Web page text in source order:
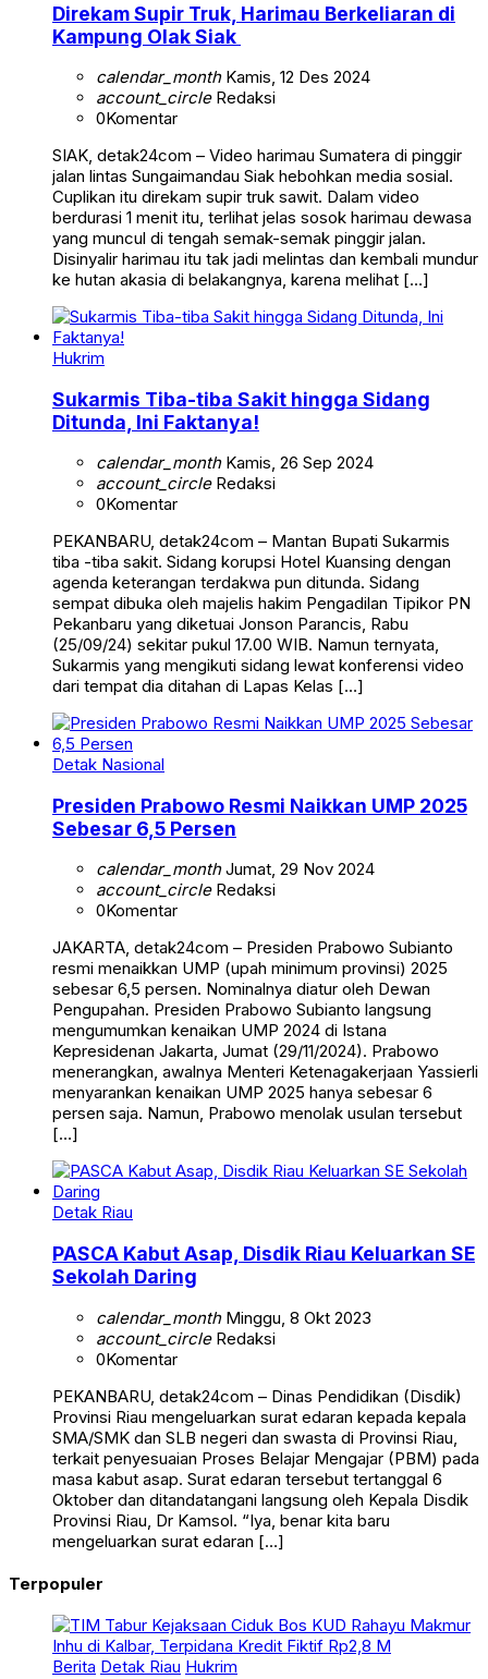
Direkam Supir Truk, Harimau Berkeliaran di
Kampung Olak Siak
calendar_monthKamis, 12 Des 2024
account_circleRedaksi
0Komentar
SIAK, detak24com – Video harimau Sumatera di pinggir
jalan lintas Sungaimandau Siak hebohkan media sosial.
Cuplikan itu direkam supir truk sawit. Dalam video
berdurasi 1 menit itu, terlihat jelas sosok harimau dewasa
yang muncul di tengah semak-semak pinggir jalan.
Disinyalir harimau itu tak jadi melintas dan kembali mundur
ke hutan akasia di belakangnya, karena melihat […]
Hukrim
Sukarmis Tiba-tiba Sakit hingga Sidang
Ditunda, Ini Faktanya!
calendar_monthKamis, 26 Sep 2024
account_circleRedaksi
0Komentar
PEKANBARU, detak24com – Mantan Bupati Sukarmis
tiba -tiba sakit. Sidang korupsi Hotel Kuansing dengan
agenda keterangan terdakwa pun ditunda. Sidang
sempat dibuka oleh majelis hakim Pengadilan Tipikor PN
Pekanbaru yang diketuai Jonson Parancis, Rabu
(25/09/24) sekitar pukul 17.00 WIB. Namun ternyata,
Sukarmis yang mengikuti sidang lewat konferensi video
dari tempat dia ditahan di Lapas Kelas […]
Detak Nasional
Presiden Prabowo Resmi Naikkan UMP 2025
Sebesar 6,5 Persen
calendar_monthJumat, 29 Nov 2024
account_circleRedaksi
0Komentar
JAKARTA, detak24com – Presiden Prabowo Subianto
resmi menaikkan UMP (upah minimum provinsi) 2025
sebesar 6,5 persen. Nominalnya diatur oleh Dewan
Pengupahan. Presiden Prabowo Subianto langsung
mengumumkan kenaikan UMP 2024 di Istana
Kepresidenan Jakarta, Jumat (29/11/2024). Prabowo
menerangkan, awalnya Menteri Ketenagakerjaan Yassierli
menyarankan kenaikan UMP 2025 hanya sebesar 6
persen saja. Namun, Prabowo menolak usulan tersebut
[…]
Detak Riau
PASCA Kabut Asap, Disdik Riau Keluarkan SE
Sekolah Daring
calendar_monthMinggu, 8 Okt 2023
account_circleRedaksi
0Komentar
PEKANBARU, detak24com – Dinas Pendidikan (Disdik)
Provinsi Riau mengeluarkan surat edaran kepada kepala
SMA/SMK dan SLB negeri dan swasta di Provinsi Riau,
terkait penyesuaian Proses Belajar Mengajar (PBM) pada
masa kabut asap. Surat edaran tersebut tertanggal 6
Oktober dan ditandatangani langsung oleh Kepala Disdik
Provinsi Riau, Dr Kamsol. “Iya, benar kita baru
mengeluarkan surat edaran […]
Terpopuler
Berita Detak Riau Hukrim